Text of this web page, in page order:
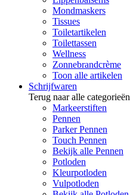
Mondmaskers
Tissues
Toiletartikelen
Toilettassen
Wellness
Zonnebrandcrème
Toon alle artikelen
Schrijfwaren
Terug naar alle categorieën
Markeerstiften
Pennen
Parker Pennen
Touch Pennen
Bekijk alle Pennen
Potloden
Kleurpotloden
Vulpotloden